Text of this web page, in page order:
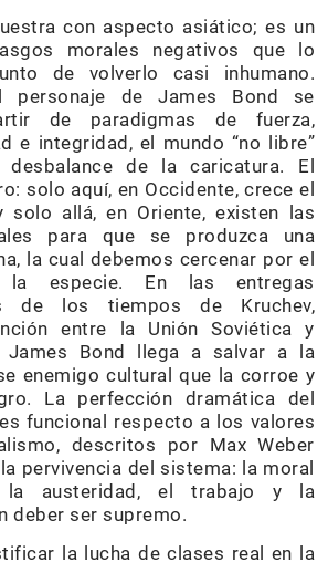
con aspecto asiático; es un
morales negativos que lo
de volverlo casi inhumano.
personaje de James Bond se
de paradigmas de fuerza,
e integridad, el mundo “no libre”
de la caricatura. El
solo aquí, en Occidente, crece el
solo allá, en Oriente, existen las
para que se produzca una
la cual debemos cercenar por el
especie. En las entregas
de los tiempos de Kruchev,
entre la Unión Soviética y
James Bond llega a salvar a la
enemigo cultural que la corroe y
La perfección dramática del
funcional respecto a los valores
descritos por Max Weber
pervivencia del sistema: la moral
la austeridad, el trabajo y la
deber ser supremo.
la lucha de clases real en la